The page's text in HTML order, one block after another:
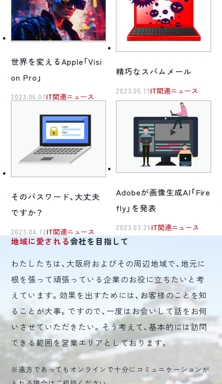
世界を変えるApple「Visi
on Pro」
2023.06.07 IT関連ニュース
精巧なスパムメール
2023.05.11 IT関連ニュース
そのパスワード、大丈夫
ですか？
2023.04.12 IT関連ニュース
Adobeが画像生成AI「Fire
fly」を発表
2023.03.29 IT関連ニュース
地域に愛される会社を目指して
わたしたちは、大阪府およびその周辺地域で、地元に
根を張って頑張っている企業のお役に立ちたいと考
えています。効果を出すためには、お客様のことを知
ることが大事。ですので、一度はお会いして話をお伺
いさせていただきたい。そう考えて、基本的には訪問
できる範囲を営業エリアとしております。
※遠方であってもオンラインで十分にコミュニケーションが